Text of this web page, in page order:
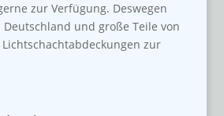
zur Verfügung. Deswegen
und große Teile von
zur